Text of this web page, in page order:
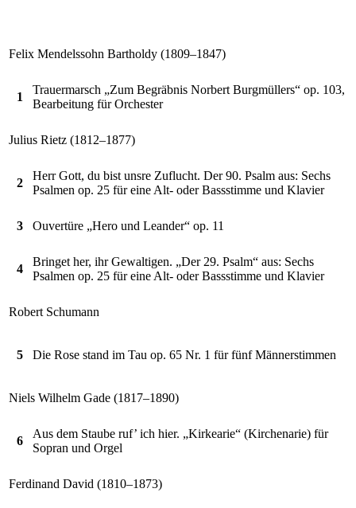
Felix Mendelssohn Bartholdy (1809–1847)
1
Trauermarsch „Zum Begräbnis Norbert Burgmüllers“ op. 103,
Bearbeitung für Orchester
Julius Rietz (1812–1877)
2
Herr Gott, du bist unsre Zuflucht. Der 90. Psalm aus: Sechs
Psalmen op. 25 für eine Alt- oder Bassstimme und Klavier
3 Ouvertüre „Hero und Leander“ op. 11
4
Bringet her, ihr Gewaltigen. „Der 29. Psalm“ aus: Sechs
Psalmen op. 25 für eine Alt- oder Bassstimme und Klavier
Robert Schumann
5 Die Rose stand im Tau op. 65 Nr. 1 für fünf Männerstimmen
Niels Wilhelm Gade (1817–1890)
6
Aus dem Staube ruf’ ich hier. „Kirkearie“ (Kirchenarie) für
Sopran und Orgel
Ferdinand David (1810–1873)